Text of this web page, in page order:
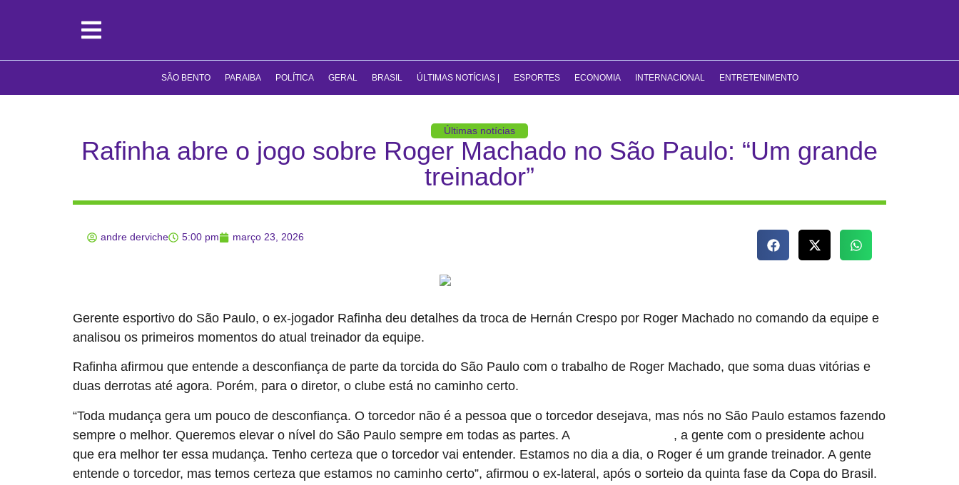
SÃO BENTO PARAIBA POLÍTICA GERAL BRASIL ÚLTIMAS NOTÍCIAS | ESPORTES ECONOMIA INTERNACIONAL ENTRETENIMENTO
Últimas notícias
Rafinha abre o jogo sobre Roger Machado no São Paulo: “Um grande
treinador”
andre derviche 5:00 pm março 23, 2026
Gerente esportivo do São Paulo, o ex-jogador Rafinha deu detalhes da troca de Hernán Crespo por Roger Machado no comando da equipe e
analisou os primeiros momentos do atual treinador da equipe.
Rafinha afirmou que entende a desconfiança de parte da torcida do São Paulo com o trabalho de Roger Machado, que soma duas vitórias e
duas derrotas até agora. Porém, para o diretor, o clube está no caminho certo.
“Toda mudança gera um pouco de desconfiança. O torcedor não é a pessoa que o torcedor desejava, mas nós no São Paulo estamos fazendo
sempre o melhor. Queremos elevar o nível do São Paulo sempre em todas as partes. A
, a gente com o presidente achou
que era melhor ter essa mudança. Tenho certeza que o torcedor vai entender. Estamos no dia a dia, o Roger é um grande treinador. A gente
entende o torcedor, mas temos certeza que estamos no caminho certo”, afirmou o ex-lateral, após o sorteio da quinta fase da Copa do Brasil.